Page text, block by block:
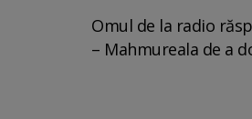
Omul de la radio
– Mahmureala de a